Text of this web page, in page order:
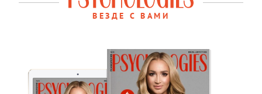
ВЕЗДЕ С ВАМИ